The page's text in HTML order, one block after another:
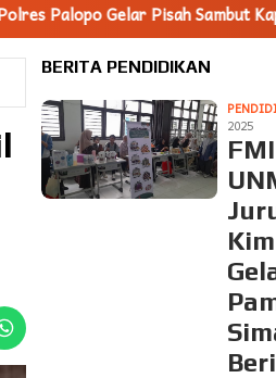
Kapolres, Tongkat Estafet
BERITA PENDIDIKAN
2025